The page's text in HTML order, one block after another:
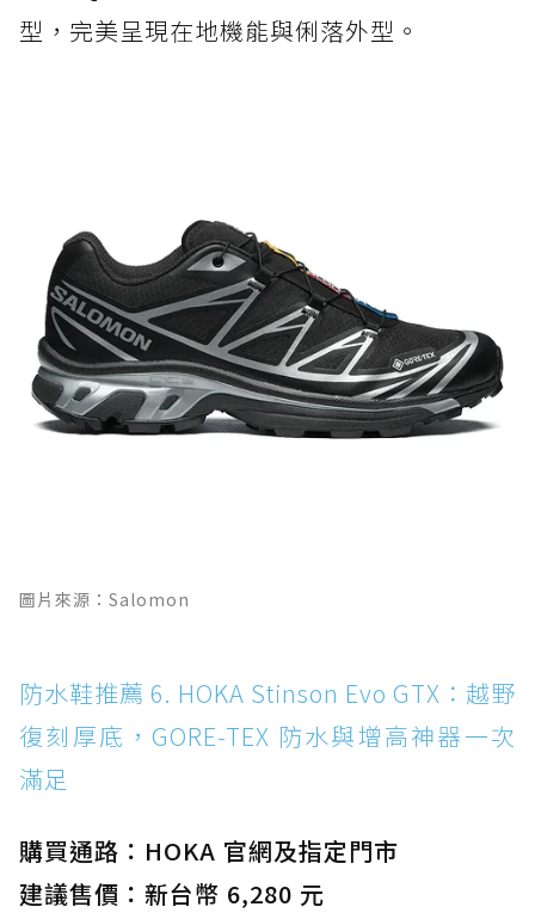
型，完美呈現在地機能與俐落外型。
圖片來源：Salomon
防水鞋推薦 6. HOKA Stinson Evo GTX：越野
復刻厚底，GORE-TEX 防水與增高神器一次
滿足
購買通路：HOKA 官網及指定門市
建議售價：新台幣 6,280 元